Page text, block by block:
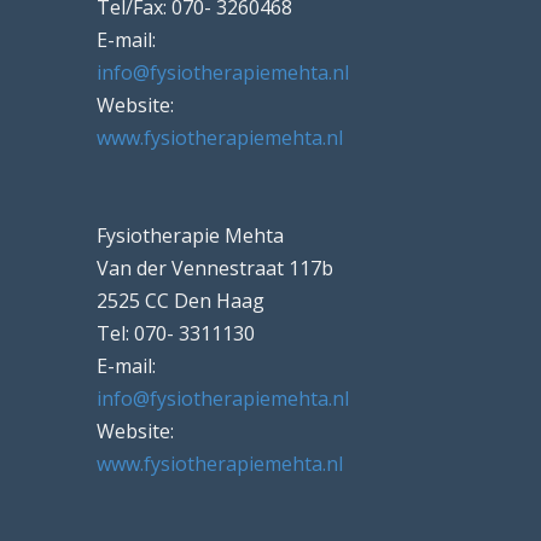
Tel/Fax: 070- 3260468
E-mail:
info@fysiotherapiemehta.nl
Website:
www.fysiotherapiemehta.nl
Fysiotherapie Mehta
Van der Vennestraat 117b
2525 CC Den Haag
Tel: 070- 3311130
E-mail:
info@fysiotherapiemehta.nl
Website:
www.fysiotherapiemehta.nl